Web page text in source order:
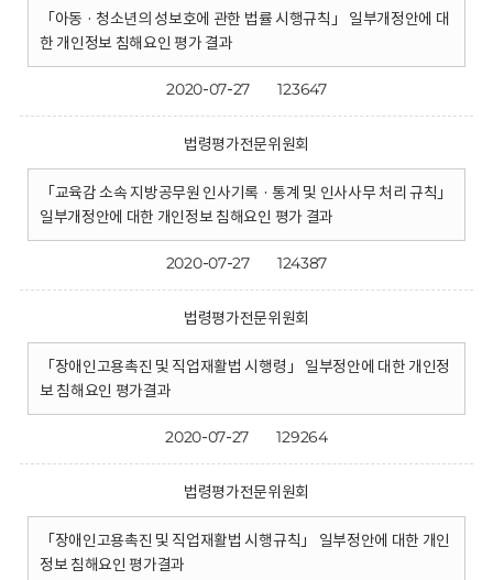
「아동 · 청소년의 성보호에 관한 법률 시행규칙」 일부개정안에 대
한 개인정보 침해요인 평가 결과
2020-07-27 123647
법령평가전문위원회
「교육감 소속 지방공무원 인사기록 · 통계 및 인사사무 처리 규칙」
일부개정안에 대한 개인정보 침해요인 평가 결과
2020-07-27 124387
법령평가전문위원회
「장애인고용촉진 및 직업재활법 시행령」 일부정안에 대한 개인정
보 침해요인 평가결과
2020-07-27 129264
법령평가전문위원회
「장애인고용촉진 및 직업재활법 시행규칙」 일부정안에 대한 개인
정보 침해요인 평가결과